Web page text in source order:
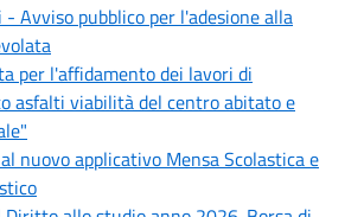
Avviso pubblico per l'adesione alla
per l'affidamento dei lavori di
asfalti viabilità del centro abitato e
nuovo applicativo Mensa Scolastica e